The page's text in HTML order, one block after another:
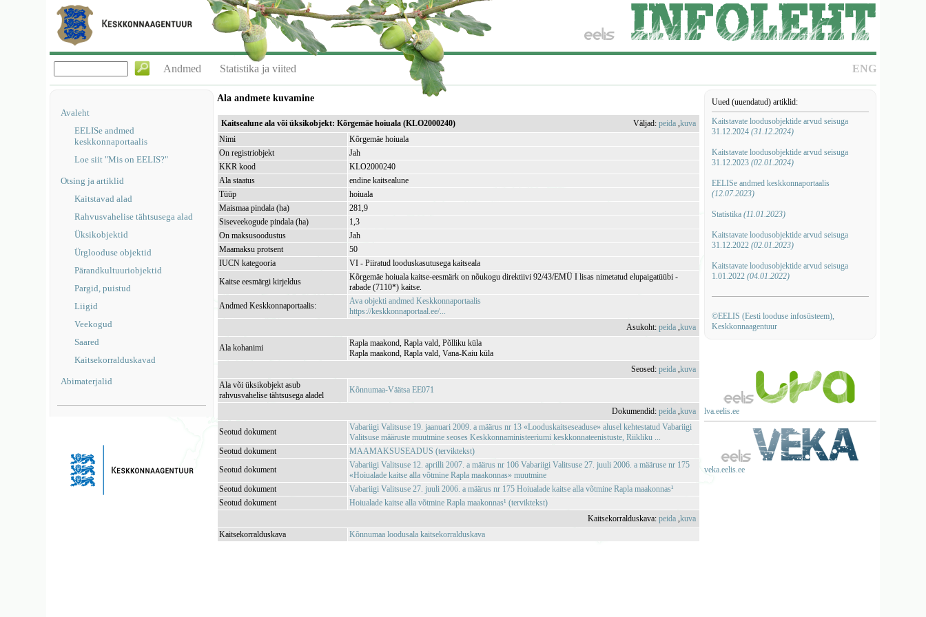
ENG
Andmed Statistika ja viited
Avaleht
EELISe andmed
keskkonnaportaalis
Loe siit "Mis on EELIS?"
Otsing ja artiklid
Kaitstavad alad
Rahvusvahelise tähtsusega alad
Üksikobjektid
Ürglooduse objektid
Pärandkultuuriobjektid
Pargid, puistud
Liigid
Veekogud
Saared
Kaitsekorralduskavad
Abimaterjalid
Uued (uuendatud) artiklid:
Kaitstavate loodusobjektide arvud seisuga
31.12.2024 (31.12.2024)
Kaitstavate loodusobjektide arvud seisuga
31.12.2023 (02.01.2024)
EELISe andmed keskkonnaportaalis
(12.07.2023)
Statistika (11.01.2023)
Kaitstavate loodusobjektide arvud seisuga
31.12.2022 (02.01.2023)
Kaitstavate loodusobjektide arvud seisuga
1.01.2022 (04.01.2022)
©EELIS (Eesti looduse infosüsteem),
Keskkonnaagentuur
lva.eelis.ee
veka.eelis.ee
Ala andmete kuvamine
Kaitsealune ala või üksikobjekt: Kõrgemäe hoiuala (KLO2000240) Väljad:peida ,kuva
Nimi
Kõrgemäe hoiuala
On registriobjekt
Jah
KKR kood
KLO2000240
Ala staatus
endine kaitsealune
Tüüp
hoiuala
Maismaa pindala (ha)
281,9
Siseveekogude pindala (ha)
1,3
On maksusoodustus
Jah
Maamaksu protsent
50
IUCN kategooria
VI - Piiratud looduskasutusega kaitseala
Kaitse eesmärgi kirjeldus
Kõrgemäe hoiuala kaitse-eesmärk on nõukogu direktiivi 92/43/EMÜ I lisas nimetatud elupaigatüübi -
rabade (7110*) kaitse.
Andmed Keskkonnaportaalis:
Ava objekti andmed Keskkonnaportaalis
https://keskkonnaportaal.ee/...
Asukoht:peida ,kuva
Ala kohanimi
Rapla maakond, Rapla vald, Põlliku küla
Rapla maakond, Rapla vald, Vana-Kaiu küla
Seosed:peida ,kuva
Ala või üksikobjekt asub
rahvusvahelise tähtsusega aladel
Kõnnumaa-Väätsa EE071
Dokumendid:peida ,kuva
Seotud dokument
Vabariigi Valitsuse 19. jaanuari 2009. a määrus nr 13 «Looduskaitseseaduse» alusel kehtestatud Vabariigi
Valitsuse määruste muutmine seoses Keskkonnaministeeriumi keskkonnateenistuste, Riikliku ...
Seotud dokument
MAAMAKSUSEADUS (terviktekst)
Seotud dokument
Vabariigi Valitsuse 12. aprilli 2007. a määrus nr 106 Vabariigi Valitsuse 27. juuli 2006. a määruse nr 175
«Hoiualade kaitse alla võtmine Rapla maakonnas» muutmine
Seotud dokument
Vabariigi Valitsuse 27. juuli 2006. a määrus nr 175 Hoiualade kaitse alla võtmine Rapla maakonnas¹
Seotud dokument
Hoiualade kaitse alla võtmine Rapla maakonnas¹ (terviktekst)
Kaitsekorralduskava:peida ,kuva
Kaitsekorralduskava
Kõnnumaa loodusala kaitsekorralduskava